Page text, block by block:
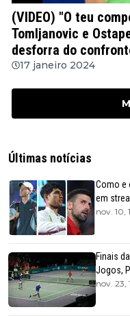
(VIDEO) "O teu
Tomljanovic e
desforra do
17 janeiro 2024
Últimas notícias
Como e
em
nov. 10,
Finais
Jogos,
nov. 23,